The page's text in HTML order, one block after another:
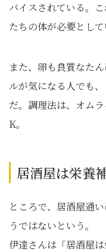
バイスされている。
たちの体が必要とし
また、卵も良質なた
ルが気になる人でも
だ。調理法は、オム
K。
居酒屋は栄養
ところで、居酒屋通
うではないという。
伊達さんは「居酒屋